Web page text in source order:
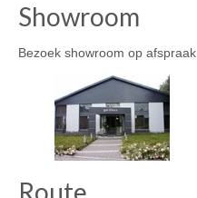
Showroom
Bezoek showroom op afspraak.
Route